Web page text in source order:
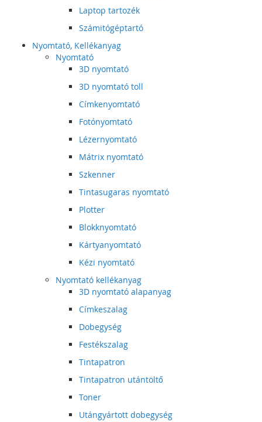
Laptop tartozék
Számitógéptartó
Nyomtató, Kellékanyag
Nyomtató
3D nyomtató
3D nyomtató toll
Címkenyomtató
Fotónyomtató
Lézernyomtató
Mátrix nyomtató
Szkenner
Tintasugaras nyomtató
Plotter
Blokknyomtató
Kártyanyomtató
Kézi nyomtató
Nyomtató kellékanyag
3D nyomtató alapanyag
Címkeszalag
Dobegység
Festékszalag
Tintapatron
Tintapatron utántöltő
Toner
Utángyártott dobegység